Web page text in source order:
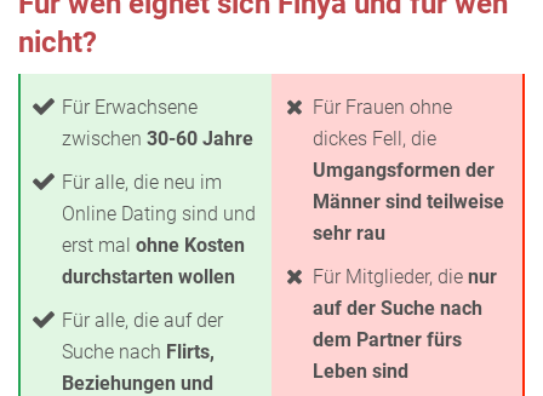
nicht?
Für Erwachsene
zwischen 30-60 Jahre
Für alle, die neu im
Online Dating sind und
erst mal ohne Kosten
durchstarten wollen
Für alle, die auf der
Suche nach Flirts,
Beziehungen und
Für Frauen ohne
dickes Fell, die
Umgangsformen der
Männer sind teilweise
sehr rau
Für Mitglieder, die nur
auf der Suche nach
dem Partner fürs
Leben sind